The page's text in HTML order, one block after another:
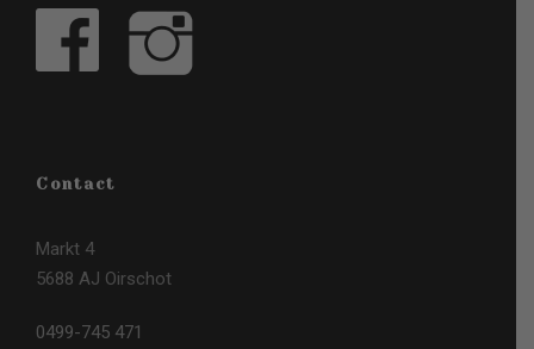
Contact
Markt 4
5688 AJ Oirschot
0499-745 471